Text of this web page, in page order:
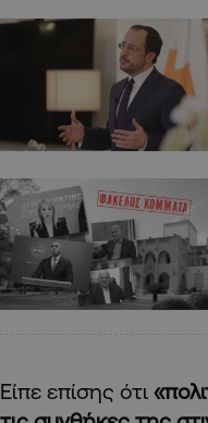
Είπε επίσης ότι